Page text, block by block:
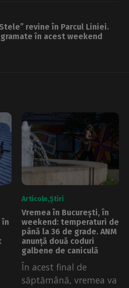
revine în Parcul Liniei.
în acest weekend
în
Articole Știri
Vremea în București, în
weekend: temperaturi de
până la 36 de grade. ANM
anunță două coduri
galbene de caniculă
În acest final de
săptămână, vremea va